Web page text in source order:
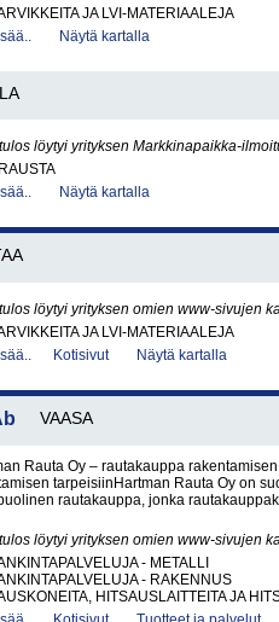
JA LVI-MATERIAALEJA
Näytä kartalla
löytyi yrityksen Markkinapaikka-
Näytä kartalla
löytyi yrityksen omien www-sivujen
JA LVI-MATERIAALEJA
Kotisivut Näytä kartalla
VAASA
Rauta Oy – rautakauppa
tarpeisiinHartman Rauta Oy on
rautakauppa, jonka
löytyi yrityksen omien www-sivujen
- METALLI
- RAKENNUS
HITSAUSLAITTEITA JA